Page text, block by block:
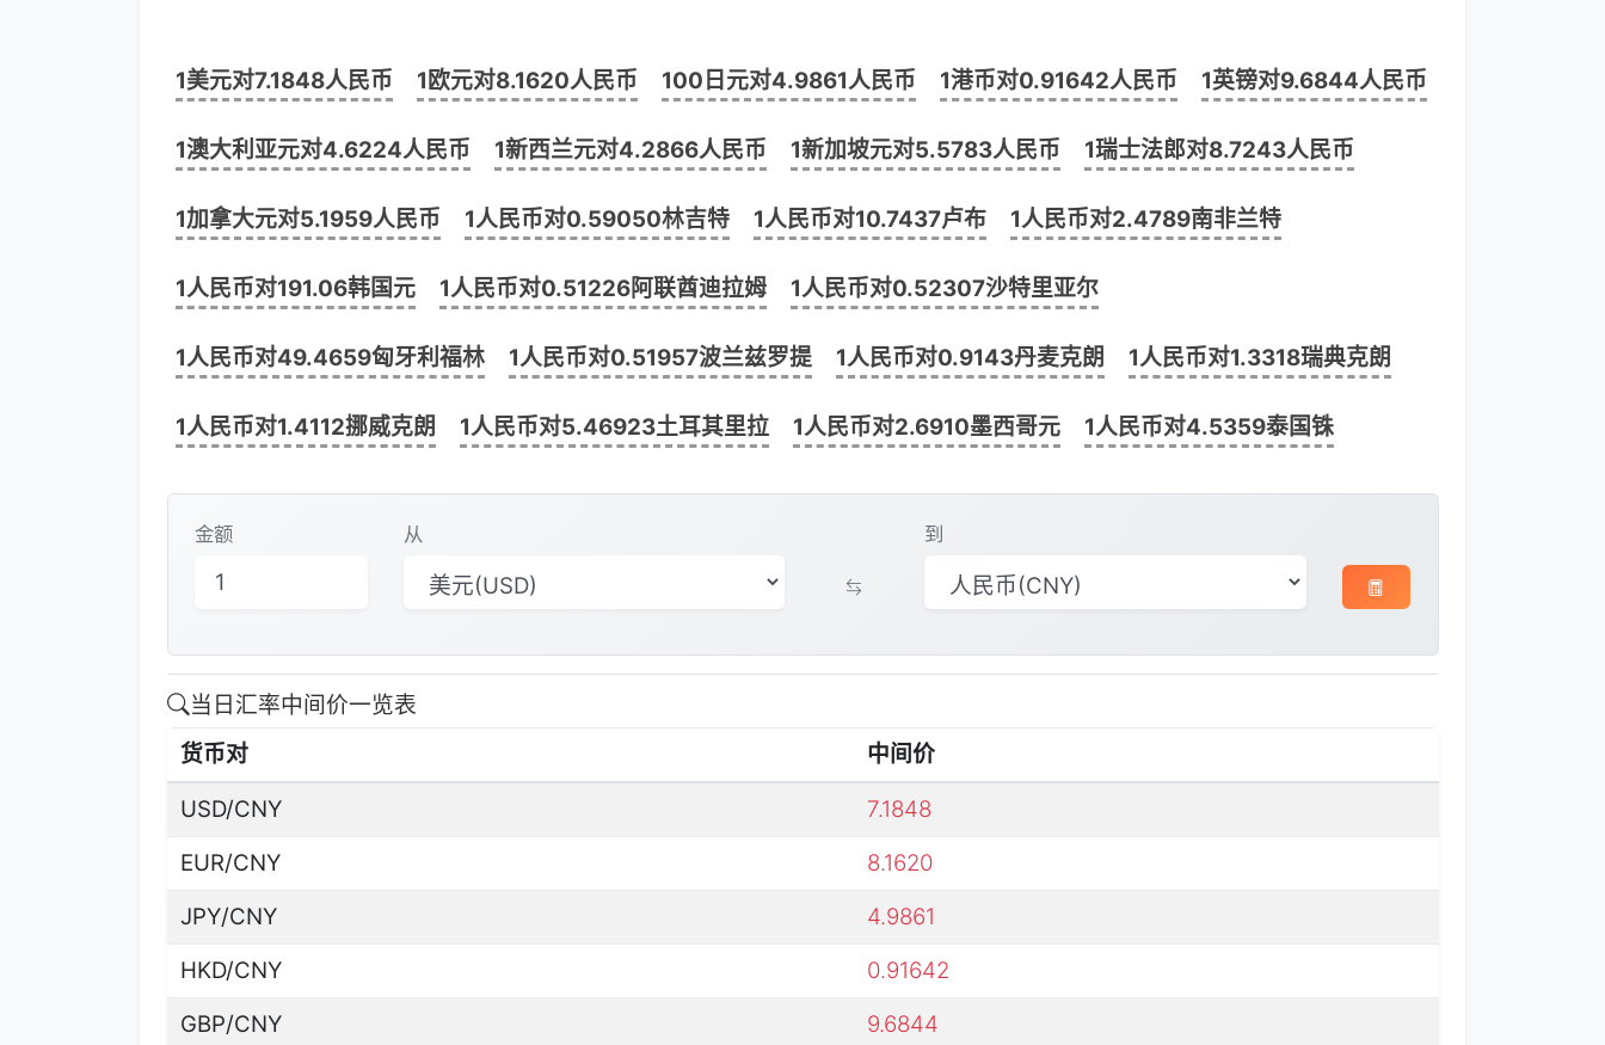
1美元对7.1848人民币 1欧元对8.1620人民币 100日元对4.9861人民币 1港币对0.91642人民币 1英镑对9.6844人民币
1澳大利亚元对4.6224人民币 1新西兰元对4.2866人民币 1新加坡元对5.5783人民币 1瑞士法郎对8.7243人民币
1加拿大元对5.1959人民币 1人民币对0.59050林吉特 1人民币对10.7437卢布 1人民币对2.4789南非兰特
1人民币对191.06韩国元 1人民币对0.51226阿联酋迪拉姆 1人民币对0.52307沙特里亚尔
1人民币对49.4659匈牙利福林 1人民币对0.51957波兰兹罗提 1人民币对0.9143丹麦克朗 1人民币对1.3318瑞典克朗
1人民币对1.4112挪威克朗 1人民币对5.46923土耳其里拉 1人民币对2.6910墨西哥元 1人民币对4.5359泰国铢
金额 从 到
当日汇率中间价一览表
货币对
中间价
USD/CNY
7.1848
EUR/CNY
8.1620
JPY/CNY
4.9861
HKD/CNY
0.91642
GBP/CNY
9.6844